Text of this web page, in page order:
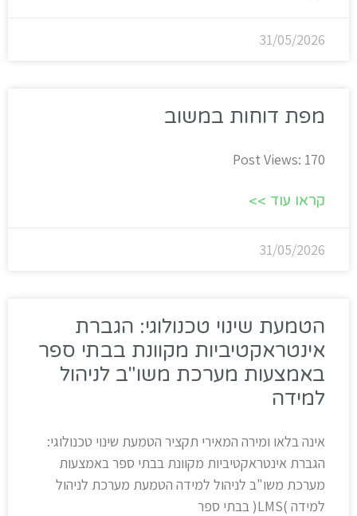
31/05/2026
מפת דוחות במשוב
Post Views: 170
קראו עוד >>
31/05/2026
הטמעת שינוי טכנולוגי: הגברת
אינטראקטיביות מקוונת בבתי ספר
באמצעות מערכת משו"ב לניהול
למידה
אינה בלאו ומירה המאירי תקציר הטמעת שינוי טכנולוגי:
הגברת אינטראקטיביות מקוונת בבתי ספר באמצעות
מערכת משו"ב לניהול למידה הטמעת מערכת לניהול
למידה )LMS( בבתי ספר